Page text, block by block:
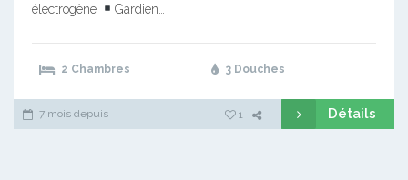
électrogène
Gardien…
2 Chambres 3 Douches
7 mois depuis 1 Détails